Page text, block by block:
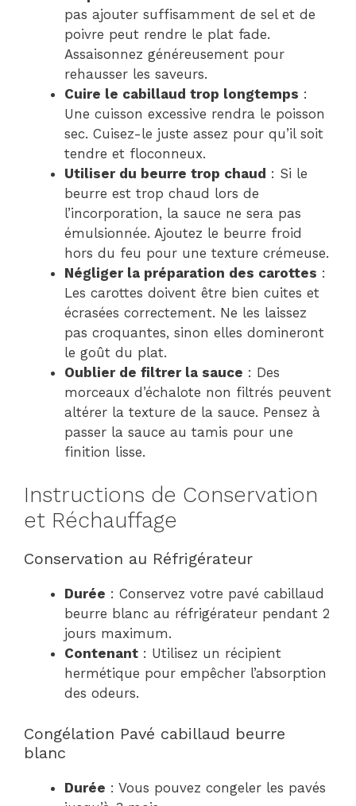
pas ajouter suffisamment de sel et de
poivre peut rendre le plat fade.
Assaisonnez généreusement pour
rehausser les saveurs.
Cuire le cabillaud trop longtemps :
Une cuisson excessive rendra le poisson
sec. Cuisez-le juste assez pour qu’il soit
tendre et floconneux.
Utiliser du beurre trop chaud : Si le
beurre est trop chaud lors de
l’incorporation, la sauce ne sera pas
émulsionnée. Ajoutez le beurre froid
hors du feu pour une texture crémeuse.
Négliger la préparation des carottes :
Les carottes doivent être bien cuites et
écrasées correctement. Ne les laissez
pas croquantes, sinon elles domineront
le goût du plat.
Oublier de filtrer la sauce : Des
morceaux d’échalote non filtrés peuvent
altérer la texture de la sauce. Pensez à
passer la sauce au tamis pour une
finition lisse.
Instructions de Conservation
et Réchauffage
Conservation au Réfrigérateur
Durée : Conservez votre pavé cabillaud
beurre blanc au réfrigérateur pendant 2
jours maximum.
Contenant : Utilisez un récipient
hermétique pour empêcher l’absorption
des odeurs.
Congélation Pavé cabillaud beurre
blanc
Durée : Vous pouvez congeler les pavés